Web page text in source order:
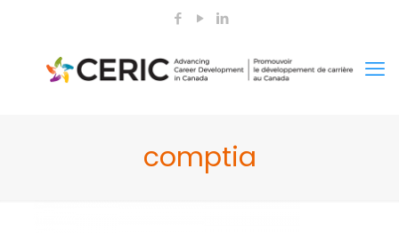
comptia